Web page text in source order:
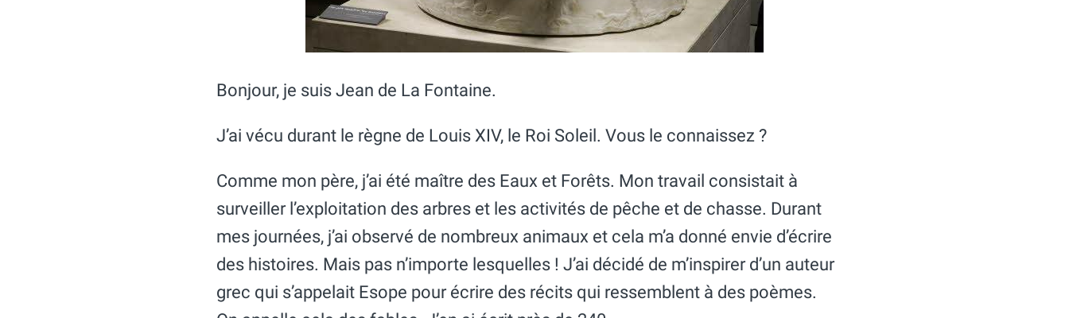
Bonjour, je suis Jean de La Fontaine.
J’ai vécu durant le règne de Louis XIV, le Roi Soleil. Vous le connaissez ?
Comme mon père, j’ai été maître des Eaux et Forêts. Mon travail consistait à
surveiller l’exploitation des arbres et les activités de pêche et de chasse. Durant
mes journées, j’ai observé de nombreux animaux et cela m’a donné envie d’écrire
des histoires. Mais pas n’importe lesquelles ! J’ai décidé de m’inspirer d’un auteur
grec qui s’appelait Esope pour écrire des récits qui ressemblent à des poèmes.